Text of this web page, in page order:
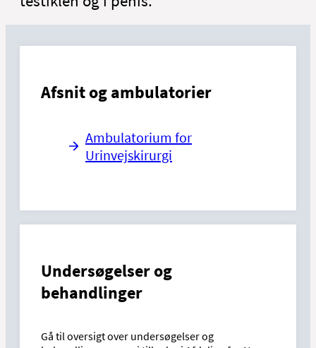
Afsnit og ambulatorier
Ambulatorium for
Urinvejskirurgi
Undersøgelser og
behandlinger
Gå til oversigt over undersøgelser og